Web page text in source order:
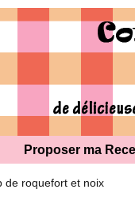
Proposer ma
de roquefort et noix